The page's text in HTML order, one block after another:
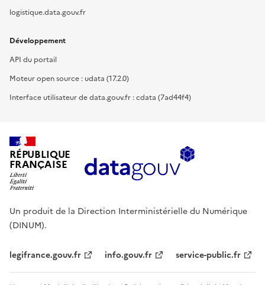
logistique.data.gouv.fr
Développement
API du portail
Moteur open source : udata (17.2.0)
Interface utilisateur de data.gouv.fr : cdata (7ad44f4)
RÉPUBLIQUE
FRANÇAISE
Un produit de la Direction Interministérielle du Numérique
(DINUM).
legifrance.gouv.fr info.gouv.fr service-public.fr